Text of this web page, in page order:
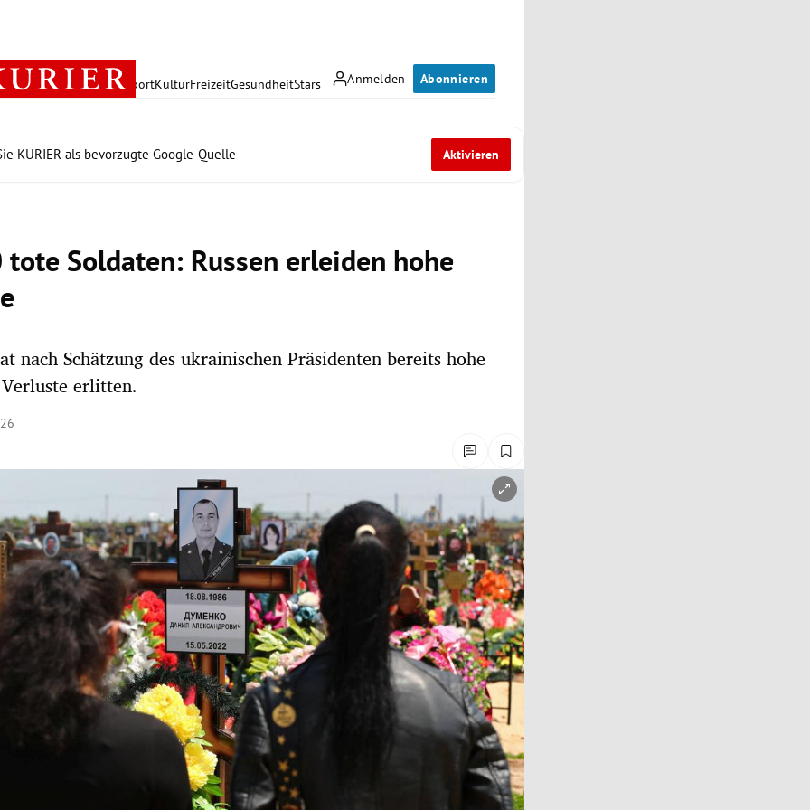
Anmelden Abonnieren
PolitikWirtschaft SportKulturFreizeitGesundheitStars
KURIER als bevorzugte Google-Quelle Aktivieren
Soldaten: Russen erleiden hohe
nach Schätzung des ukrainischen Präsidenten bereits hohe
erlitten.
öffnen/schließen